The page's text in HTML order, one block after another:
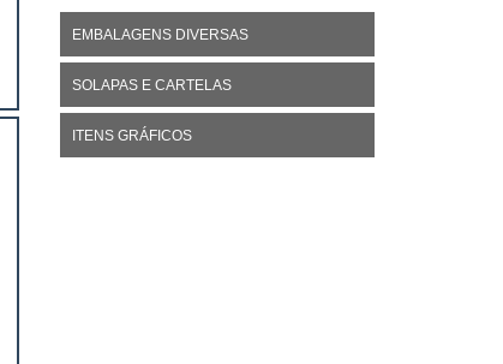
EMBALAGENS DIVERSAS
SOLAPAS E CARTELAS
ITENS GRÁFICOS